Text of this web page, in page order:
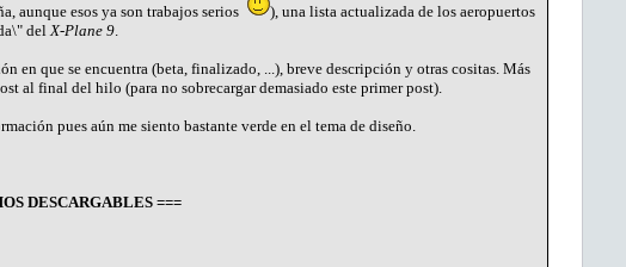
aunque esos ya son trabajos serios
), una lista actualizada de los aeropuertos
del X-Plane 9
en que se encuentra (beta, finalizado, ...), breve descripción y otras cositas. Más
al final del hilo (para no sobrecargar demasiado este primer post).
pues aún me siento bastante verde en el tema de diseño.
DESCARGABLES ===